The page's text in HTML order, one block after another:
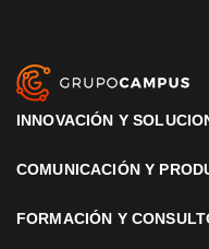
INNOVACIÓN Y
COMUNICACIÓN Y
FORMACIÓN Y